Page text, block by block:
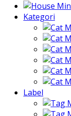
Kategori
Label